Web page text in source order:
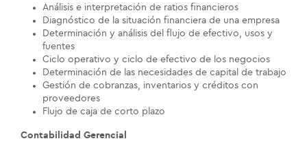
Análisis e interpretación de ratios financieros
Diagnóstico de la situación financiera de una empresa
Determinación y análisis del flujo de efectivo, usos y
fuentes
Ciclo operativo y ciclo de efectivo de los negocios
Determinación de las necesidades de capital de trabajo
Gestión de cobranzas, inventarios y créditos con
proveedores
Flujo de caja de corto plazo
Contabilidad Gerencial